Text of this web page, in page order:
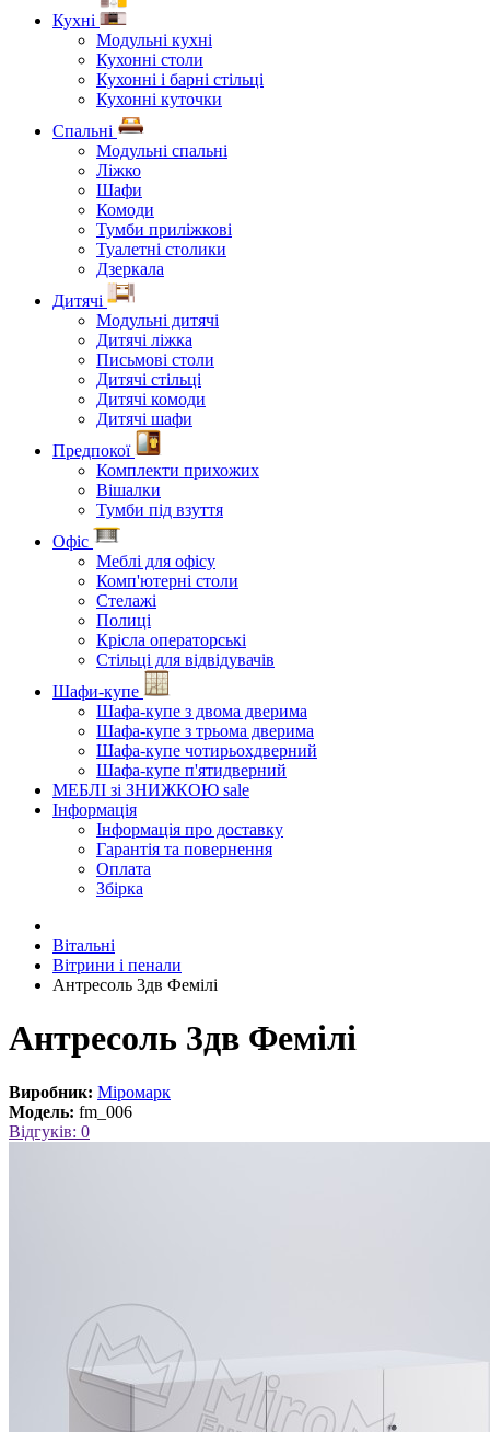
Кухні
Модульні кухні
Кухонні столи
Кухонні і барні стільці
Кухонні куточки
Спальні
Модульні спальні
Ліжко
Шафи
Комоди
Тумби приліжкові
Туалетні столики
Дзеркала
Дитячі
Модульні дитячі
Дитячі ліжка
Письмові столи
Дитячі стільці
Дитячі комоди
Дитячі шафи
Предпокої
Комплекти прихожих
Вішалки
Тумби під взуття
Офіс
Меблі для офісу
Комп'ютерні столи
Стелажі
Полиці
Крісла операторські
Стільці для відвідувачів
Шафи-купе
Шафа-купе з двома дверима
Шафа-купе з трьома дверима
Шафа-купе чотирьохдверний
Шафа-купе п'ятидверний
МЕБЛІ зі ЗНИЖКОЮ sale
Інформація
Інформація про доставку
Гарантія та повернення
Оплата
Збірка
Вітальні
Вітрини і пенали
Антресоль 3дв Фемілі
Антресоль 3дв Фемілі
Виробник: Міромарк
Модель: fm_006
Відгуків: 0